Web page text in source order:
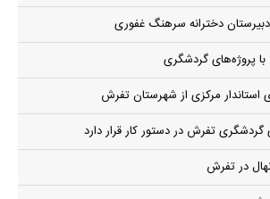
دخترانه سرهنگ غفوری
پروژه‌های گردشگری
استاندار مرکزی از شهرستان تفرش
تفرش در دستور کار قرار دارد